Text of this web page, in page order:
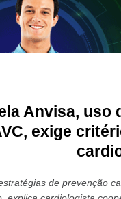
Anvisa, uso
exige
de prevenção